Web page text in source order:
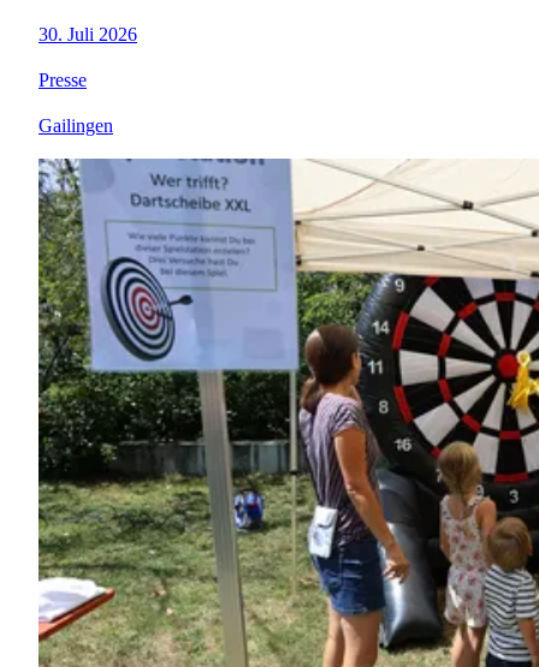
30. Juli 2026
Presse
Gailingen